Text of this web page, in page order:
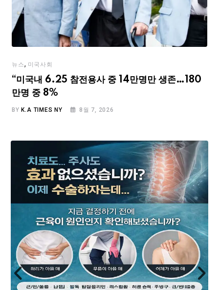
뉴스, 미국사회
“미국내 6.25 참전용사 중 14만명만 생존…180
만명 중 8%
BY K.A TIMES NY 8월 7, 2026